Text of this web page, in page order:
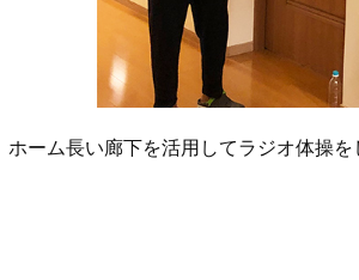
ホーム長い廊下を活用してラジオ体操